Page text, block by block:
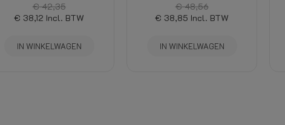
€ 42,35
€ 38,12 Incl. BTW
IN WINKELWAGEN
€ 48,56
€ 38,85 Incl. BTW
IN WINKELWAGEN